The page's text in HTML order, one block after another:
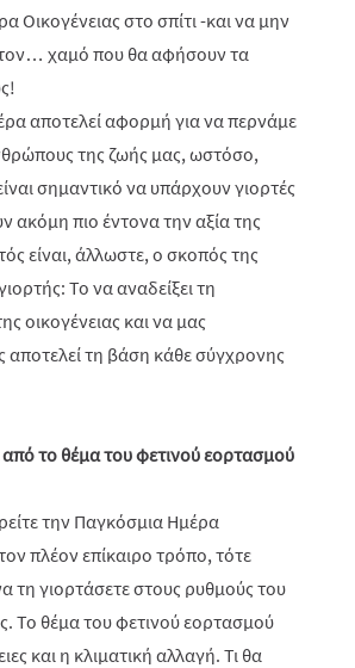
Οικογένειας στο σπίτι -και να μην
τον… χαμό που θα αφήσουν τα
αποτελεί αφορμή για να περνάμε
της ζωής μας, ωστόσο,
σημαντικό να υπάρχουν γιορτές
ακόμη πιο έντονα την αξία της
είναι, άλλωστε, ο σκοπός της
Το να αναδείξει τη
οικογένειας και να μας
αποτελεί τη βάση κάθε σύγχρονης
από το θέμα του φετινού εορτασμού
την Παγκόσμια Ημέρα
πλέον επίκαιρο τρόπο, τότε
τη γιορτάσετε στους ρυθμούς του
Το θέμα του φετινού εορτασμού
και η κλιματική αλλαγή. Τι θα